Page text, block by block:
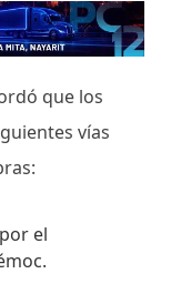
que los
vías
el